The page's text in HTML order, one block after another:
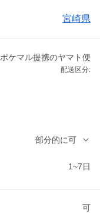
宮崎県
ポケマル提携のヤマト便
配送区分:
部分的に可
1~7日
可